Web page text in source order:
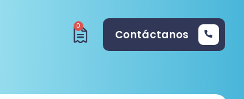
0
Contáctanos